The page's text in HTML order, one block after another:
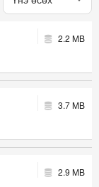
2.2 MB
3.7 MB
2.9 MB